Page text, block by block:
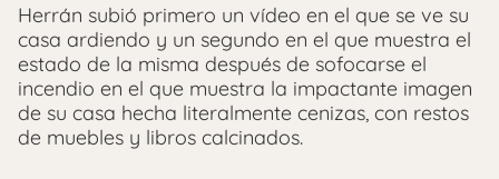
Herrán subió primero un vídeo en el que se ve su
casa ardiendo y un segundo en el que muestra el
estado de la misma después de sofocarse el
incendio en el que muestra la impactante imagen
de su casa hecha literalmente cenizas, con restos
de muebles y libros calcinados.